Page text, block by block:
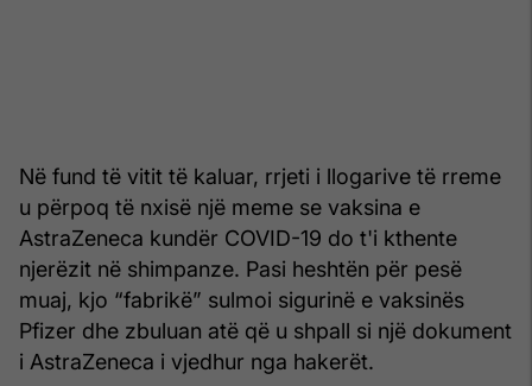
Në fund të vitit të kaluar, rrjeti i llogarive të rreme
u përpoq të nxisë një meme se vaksina e
AstraZeneca kundër COVID-19 do t'i kthente
njerëzit në shimpanze. Pasi heshtën për pesë
muaj, kjo “fabrikë” sulmoi sigurinë e vaksinës
Pfizer dhe zbuluan atë që u shpall si një dokument
i AstraZeneca i vjedhur nga hakerët.